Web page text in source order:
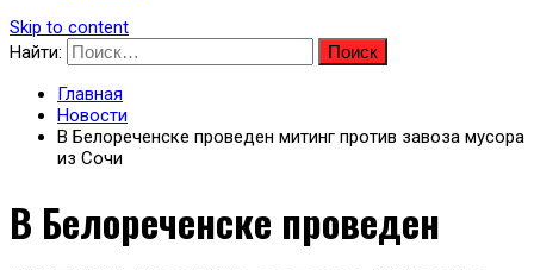
Skip to content
Найти:
Главная
Новости
В Белореченске проведен митинг против завоза мусора
из Сочи
В Белореченске проведен